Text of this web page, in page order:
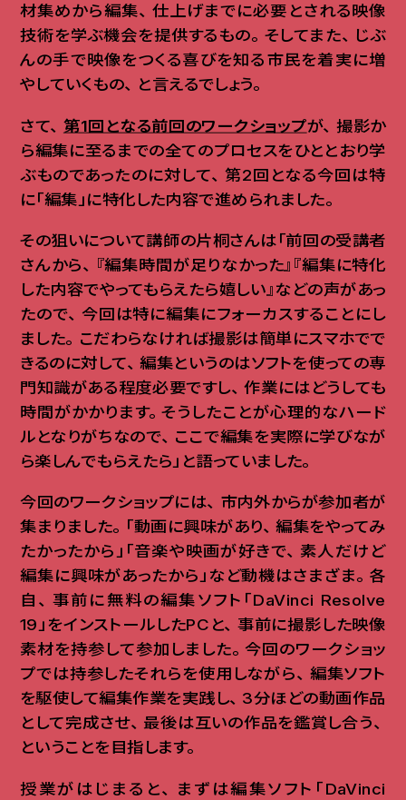
材集めから編集、 仕上げまでに必要とされる映像
技術を学ぶ機会を提供するもの。 そしてまた、 じぶ
んの手で映像をつくる喜びを知る市民を着実に増
やしていくもの、 と言えるでしょう。
さて、 第1回となる前回のワークショップが、 撮影か
ら編集に至るまでの全てのプロセスをひととおり学
ぶものであったのに対して、 第2回となる今回は特
に「編集」に特化した内容で進められました。
その狙いについて講師の片桐さんは「前回の受講者
さんから、 『編集時間が足りなかった』『編集に特化
した内容でやってもらえたら嬉しい』などの声があっ
たので、 今回は特に編集にフォーカスすることにし
ました。 こだわらなければ撮影は簡単にスマホでで
きるのに対して、 編集というのはソフトを使っての専
門知識がある程度必要ですし、 作業にはどうしても
時間がかかります。 そうしたことが心理的なハード
ルとなりがちなので、 ここで編集を実際に学びなが
ら楽しんでもらえたら」と語っていました。
今回のワークショップには、 市内外からが参加者が
集まりました。 「動画に興味があり、 編集をやってみ
たかったから」「音楽や映画が好きで、 素人だけど
編集に興味があったから」など動機はさまざま。 各
自 、 事前に無料の編集ソフト「DaVinci Resolve
19」をインストールしたPCと、 事前に撮影した映像
素材を持参して参加しました。 今回のワークショッ
プでは持参したそれらを使用しながら、 編集ソフト
を駆使して編集作業を実践し、 3分ほどの動画作品
として完成させ、 最後は互いの作品を鑑賞し合う、
ということを目指します。
授業がはじまると、 まずは編集ソフト「DaVinci